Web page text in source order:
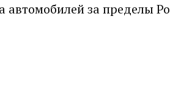
за пределы